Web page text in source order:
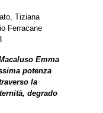
Tiziana
Ferracane
Emma
potenza
la
degrado